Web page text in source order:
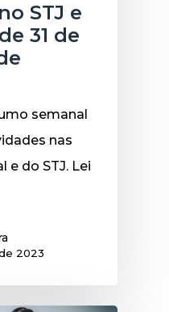
STJ e
31 de
semanal
nas
e do STJ. Lei
2023